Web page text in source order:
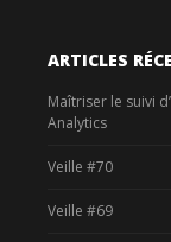
ARTICLES
Maîtriser le suivi
Analytics
Veille #70
Veille #69